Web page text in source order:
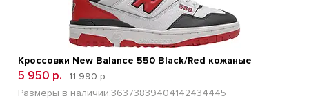
Кроссовки New Balance 550 Black/Red кожаные
5 950 р.
11 990 р.
Размеры в наличии:36373839404142434445